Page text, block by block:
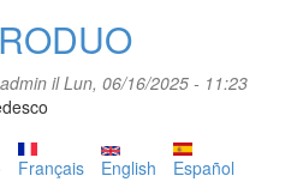
admin il Lun, 06/16/2025 - 11:23
Français English Español